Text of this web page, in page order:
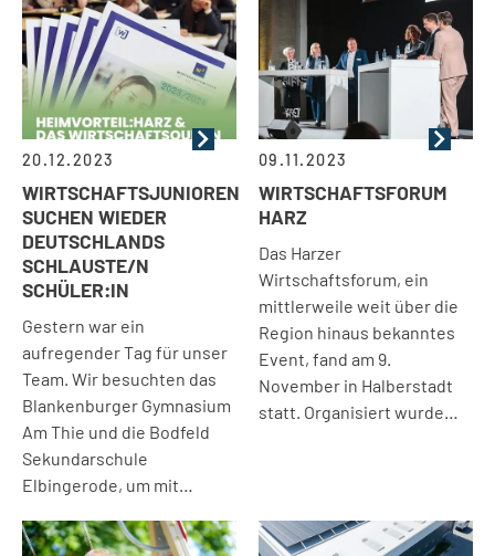
20.12.2023
WIRTSCHAFTSJUNIOREN
SUCHEN WIEDER
DEUTSCHLANDS
SCHLAUSTE/N
SCHÜLER:IN
Gestern war ein
aufregender Tag für unser
Team. Wir besuchten das
Blankenburger Gymnasium
Am Thie und die Bodfeld
Sekundarschule
Elbingerode, um mit…
09.11.2023
WIRTSCHAFTSFORUM
HARZ
Das Harzer
Wirtschaftsforum, ein
mittlerweile weit über die
Region hinaus bekanntes
Event, fand am 9.
November in Halberstadt
statt. Organisiert wurde…